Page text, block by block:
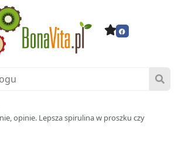
opinie. Lepsza spirulina w proszku czy